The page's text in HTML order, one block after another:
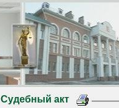
Судебный акт